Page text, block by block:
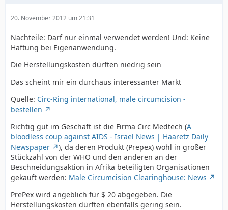
20. November 2012 um 21:31
Nachteile: Darf nur einmal verwendet werden! Und: Keine
Haftung bei Eigenanwendung.
Die Herstellungskosten dürften niedrig sein
Das scheint mir ein durchaus interessanter Markt
Quelle: Circ-Ring international, male circumcision -
bestellen
Richtig gut im Geschäft ist die Firma Circ Medtech (A
bloodless coup against AIDS - Israel News | Haaretz Daily
Newspaper
), da deren Produkt (Prepex) wohl in großer
Stückzahl von der WHO und den anderen an der
Beschneidungsaktion in Afrika beteiligten Organisationen
gekauft werden: Male Circumcision Clearinghouse: News
PrePex wird angeblich für $ 20 abgegeben. Die
Herstellungskosten dürften ebenfalls gering sein.